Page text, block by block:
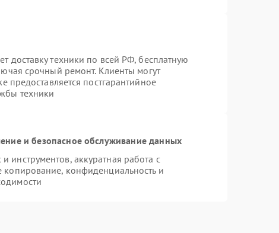
доставку техники по всей РФ, бесплатную
срочный ремонт. Клиенты могут
предоставляется постгарантийное
техники
и безопасное обслуживание данных
аккуратная работа с
конфиденциальность и